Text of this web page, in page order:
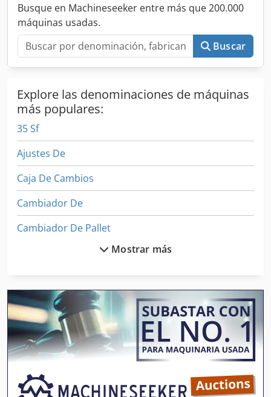
Busque en Machineseeker entre más que 200.000
máquinas usadas.
Buscar
Explore las denominaciones de máquinas
más populares:
35 Sf
Ajustes De
Caja De Cambios
Cambiador De
Cambiador De Pallet
Cambiador De Pantalla
Cambio De Correa
Cambio De Huso
Cambio De Marchas
Dispositivo De Parte
Mostrar más